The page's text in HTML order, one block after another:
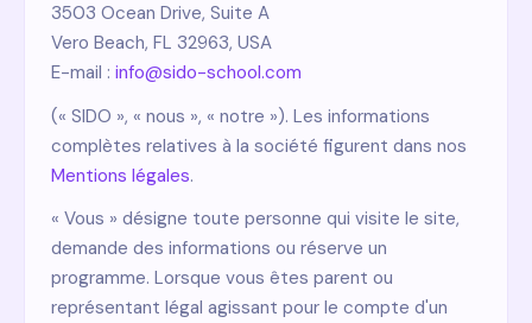
3503 Ocean Drive, Suite A
Vero Beach, FL 32963, USA
E-mail :info@sido-school.com
(« SIDO », « nous », « notre »). Les informations
complètes relatives à la société figurent dans nos
Mentions légales.
« Vous » désigne toute personne qui visite le site,
demande des informations ou réserve un
programme. Lorsque vous êtes parent ou
représentant légal agissant pour le compte d'un